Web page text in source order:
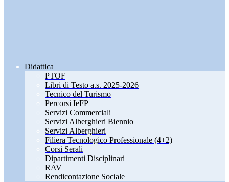
Didattica
PTOF
Libri di Testo a.s. 2025-2026
Tecnico del Turismo
Percorsi IeFP
Servizi Commerciali
Servizi Alberghieri Biennio
Servizi Alberghieri
Filiera Tecnologico Professionale (4+2)
Corsi Serali
Dipartimenti Disciplinari
RAV
Rendicontazione Sociale